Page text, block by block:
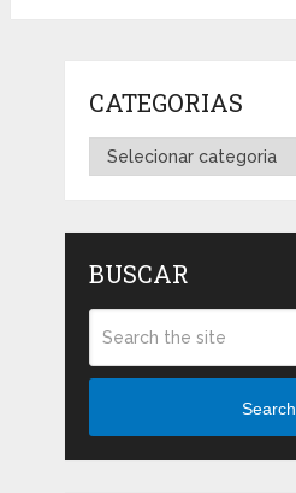
CATEGORIAS
Categorias
BUSCAR
Search